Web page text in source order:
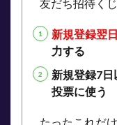
友だち招待く
新規登録翌
力する
新規登録7
投票に使う
たったこれだけ